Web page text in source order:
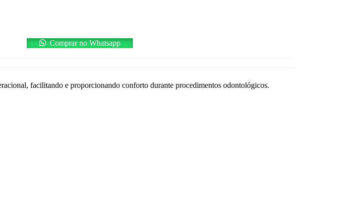
Comprar no Whatsapp
facilitando e proporcionando conforto durante procedimentos odontológicos.